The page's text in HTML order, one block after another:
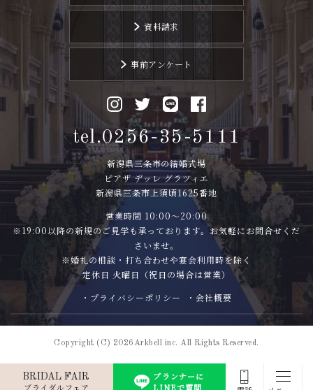
資料請求
事前アンケート
tel.0256-35-5111
新潟県三条市の結婚式場
ピアザ デッレ グラツィエ
新潟県三条市上須頃1625番地
営業時間 10:00〜20:00
※19:00以降の新規のご見学も承っております。お気軽にお問合せくだ
さいませ。
※婚礼の相談・打ち合わせや宴会利用時を除く
定休日 火曜日（祝日の場合は営業）
・プライバシーポリシー
・会社概要
Copyright (C) 2026Arkbell inc. All Rights Reserved.
BRIDAL FAIR
ブライダルフェア
プランナーに
LINEで質問